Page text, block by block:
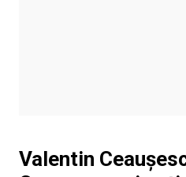
Valentin